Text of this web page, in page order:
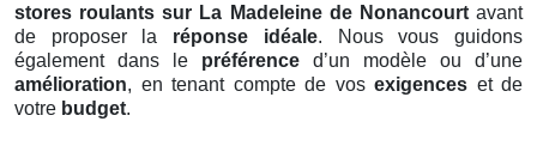
stores roulants sur La Madeleine de Nonancourtavant
de proposer la réponse idéale. Nous vous guidons
également dans le préférence d’un modèle ou d’une
amélioration, en tenant compte de vos exigences et de
votre budget.